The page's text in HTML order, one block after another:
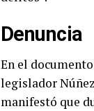
Denuncia
En el
legislador
manifestó que